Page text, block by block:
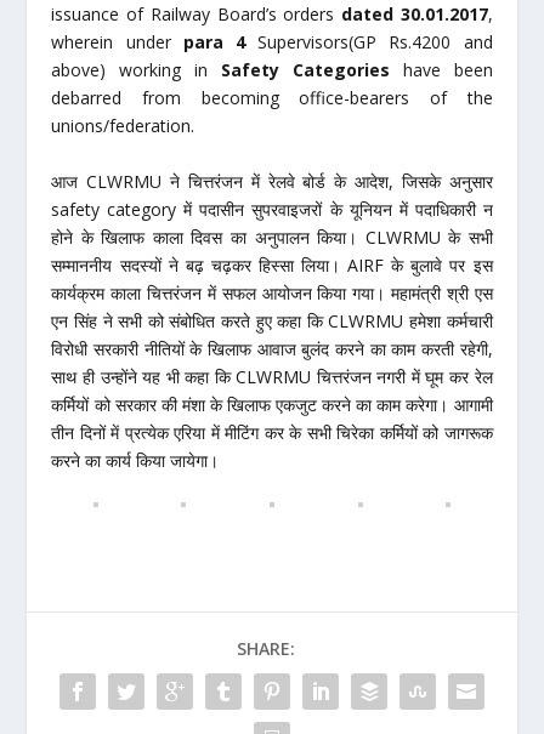
issuance of Railway Board’s orders dated 30.01.2017,
wherein under para 4Supervisors(GP Rs.4200 and
above) working in Safety Categories have been
debarred from becoming office-bearers of the
unions/federation.
आज CLWRMU ने चित्तरंजन में रेलवे बोर्ड के आदेश, जिसके अनुसार
safety category में पदासीन सुपरवाइजरों के यूनियन में पदाधिकारी न
होने के खिलाफ काला दिवस का अनुपालन किया। CLWRMU के सभी
सम्माननीय सदस्यों ने बढ़ चढ़कर हिस्सा लिया। AIRF के बुलावे पर इस
कार्यक्रम काला चित्तरंजन में सफल आयोजन किया गया। महामंत्री श्री एस
एन सिंह ने सभी को संबोधित करते हुए कहा कि CLWRMU हमेशा कर्मचारी
विरोधी सरकारी नीतियों के खिलाफ आवाज बुलंद करने का काम करती रहेगी,
साथ ही उन्होंने यह भी कहा कि CLWRMU चित्तरंजन नगरी में घूम कर रेल
कर्मियों को सरकार की मंशा के खिलाफ एकजुट करने का काम करेगा। आगामी
तीन दिनों में प्रत्येक एरिया में मीटिंग कर के सभी चिरेका कर्मियों को जागरूक
करने का कार्य किया जायेगा।
SHARE: